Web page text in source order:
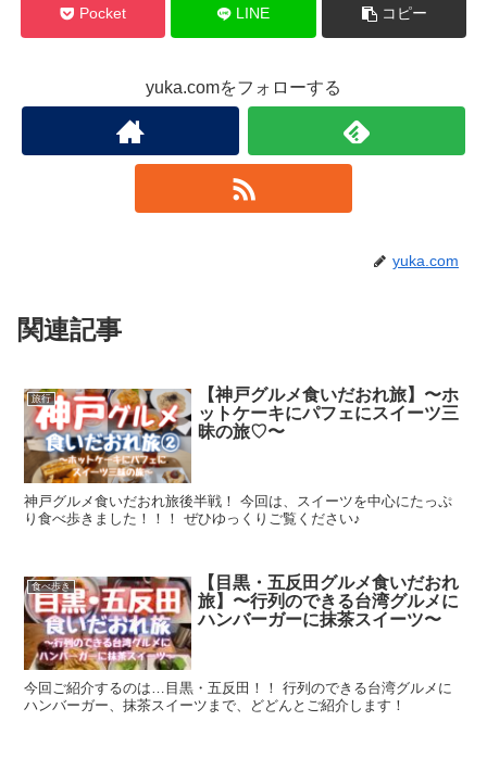
Pocket LINE コピー
yuka.comをフォローする
yuka.com
関連記事
旅行
【神戸グルメ食いだおれ旅】〜ホ
ットケーキにパフェにスイーツ三
昧の旅♡〜
神戸グルメ食いだおれ旅後半戦！ 今回は、スイーツを中心にたっぷ
り食べ歩きました！！！ ぜひゆっくりご覧ください♪
食べ歩き
【目黒・五反田グルメ食いだおれ
旅】〜行列のできる台湾グルメに
ハンバーガーに抹茶スイーツ〜
今回ご紹介するのは…目黒・五反田！！ 行列のできる台湾グルメに
ハンバーガー、抹茶スイーツまで、どどんとご紹介します！